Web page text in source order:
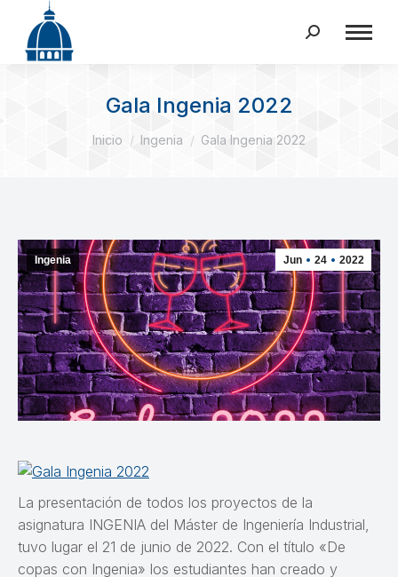
Buscar:
Gala Ingenia 2022
Estás aquí:
Inicio Ingenia Gala Ingenia 2022
Jun 24 2022
Ingenia
La presentación de todos los proyectos de la
asignatura INGENIA del Máster de Ingeniería Industrial,
tuvo lugar el 21 de junio de 2022. Con el título «De
copas con Ingenia» los estudiantes han creado y